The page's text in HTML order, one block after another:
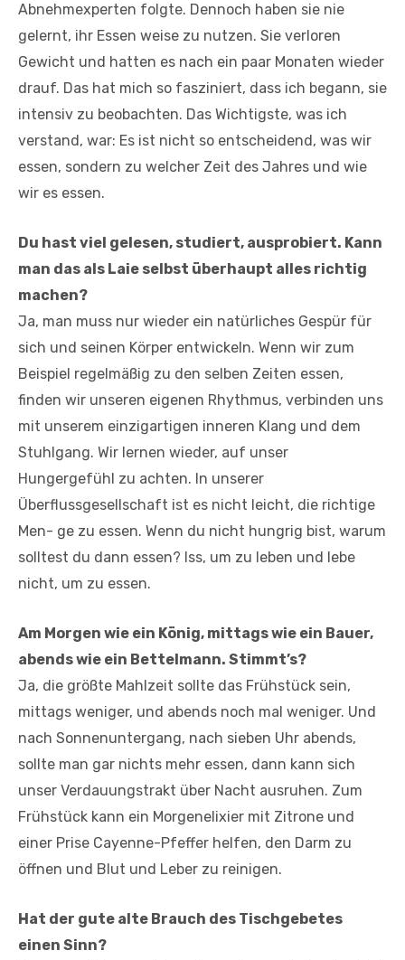
Abnehmexperten folgte. Dennoch haben sie nie
gelernt, ihr Essen weise zu nutzen. Sie verloren
Gewicht und hatten es nach ein paar Monaten wieder
drauf. Das hat mich so fasziniert, dass ich begann, sie
intensiv zu beobachten. Das Wichtigste, was ich
verstand, war: Es ist nicht so entscheidend, was wir
essen, sondern zu welcher Zeit des Jahres und wie
wir es essen.
Du hast viel gelesen, studiert, ausprobiert. Kann
man das als Laie selbst überhaupt alles richtig
machen?
Ja, man muss nur wieder ein natürliches Gespür für
sich und seinen Körper entwickeln. Wenn wir zum
Beispiel regelmäßig zu den selben Zeiten essen,
finden wir unseren eigenen Rhythmus, verbinden uns
mit unserem einzigartigen inneren Klang und dem
Stuhlgang. Wir lernen wieder, auf unser
Hungergefühl zu achten. In unserer
Überflussgesellschaft ist es nicht leicht, die richtige
Men- ge zu essen. Wenn du nicht hungrig bist, warum
solltest du dann essen? Iss, um zu leben und lebe
nicht, um zu essen.
Am Morgen wie ein König, mittags wie ein Bauer,
abends wie ein Bettelmann. Stimmt’s?
Ja, die größte Mahlzeit sollte das Frühstück sein,
mittags weniger, und abends noch mal weniger. Und
nach Sonnenuntergang, nach sieben Uhr abends,
sollte man gar nichts mehr essen, dann kann sich
unser Verdauungstrakt über Nacht ausruhen. Zum
Frühstück kann ein Morgenelixier mit Zitrone und
einer Prise Cayenne-Pfeffer helfen, den Darm zu
öffnen und Blut und Leber zu reinigen.
Hat der gute alte Brauch des Tischgebetes
einen Sinn?